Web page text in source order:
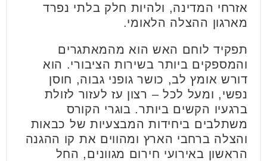
אזרחי המדינה, ולהיות חלק בלתי נפרד
מארגון ההצלה הלאומי.
תפקיד לוחם האש הוא מהמאתגרים
והמספקים ביותר בשירות הציבורי. הוא
דורש אומץ לב, כושר גופני גבוה, חוסן
נפשי, ומעל לכל – רצון עז לעזור לזולת
ברגעיו הקשים ביותר. בוגרי הקורס
משתלבים ביחידות המבצעיות של כבאות
והצלה ברחבי הארץ ומהווים את קו ההגנה
הראשון באירועי חירום מגוונים, החל